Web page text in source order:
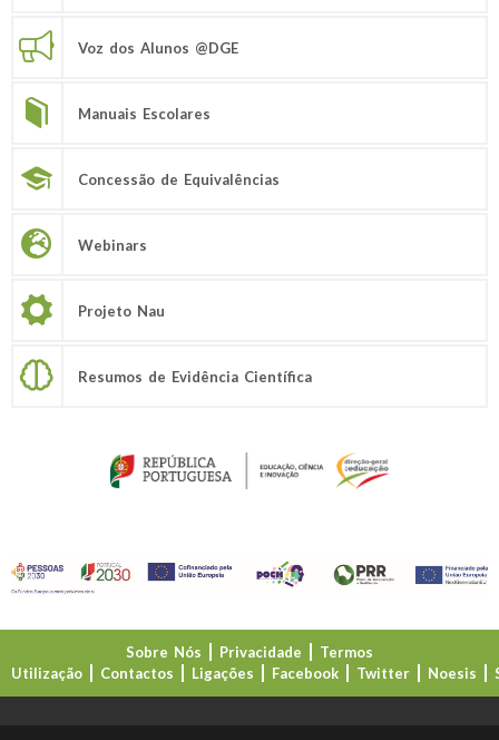
Voz dos Alunos @DGE
Manuais Escolares
Concessão de Equivalências
Webinars
Projeto Nau
Resumos de Evidência Científica
Sobre Nós Privacidade
Termos
Utilização
Contactos Ligações Facebook Twitter Noesis